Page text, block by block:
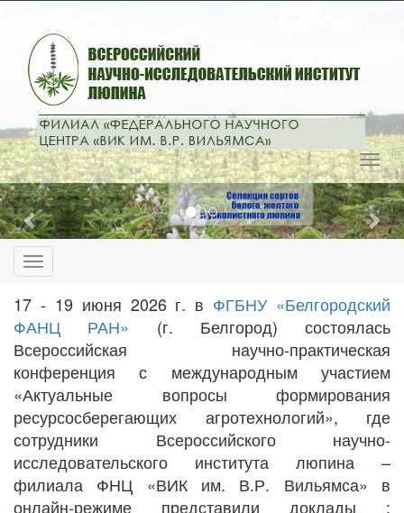
Previous
17 - 19 июня 2026 г. в ФГБНУ «Белгородский
ФАНЦ РАН» (г. Белгород) состоялась
Всероссийская научно-практическая
конференция с международным участием
«Актуальные вопросы формирования
ресурсосберегающих агротехнологий», где
сотрудники Всероссийского научно-
исследовательского института люпина –
филиала ФНЦ «ВИК им. В.Р. Вильямса»
в
онлайн-режиме представили доклады :